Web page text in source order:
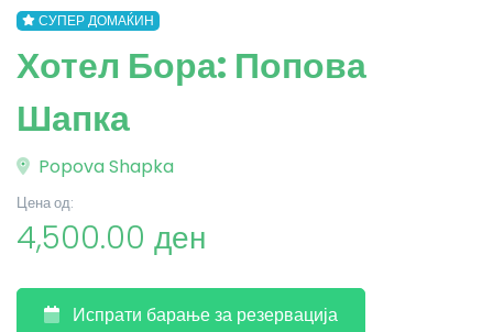
СУПЕР ДОМАЌИН
Хотел Бора: Попова
Шапка
Popova Shapka
Цена од:
4,500.00 ден
Испрати барање за резервација